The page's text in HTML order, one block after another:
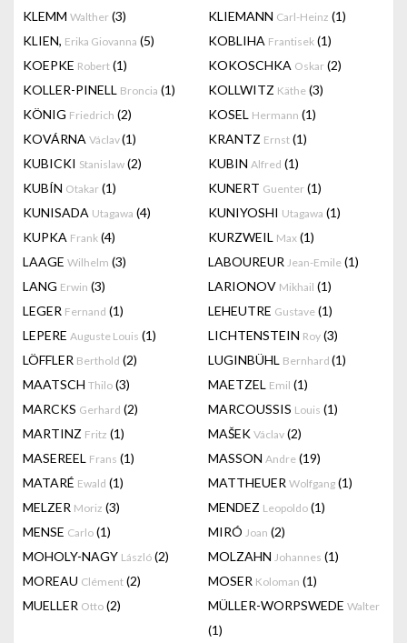
KLEMM Walther (3) KLIEMANN Carl-Heinz (1)
KLIEN, Erika Giovanna (5) KOBLIHA Frantisek (1)
KOEPKE Robert (1) KOKOSCHKA Oskar (2)
KOLLER-PINELL Broncia (1) KOLLWITZ Käthe (3)
KÖNIG Friedrich (2) KOSEL Hermann (1)
KOVÁRNA Václav(1) KRANTZ Ernst (1)
KUBICKI Stanislaw (2) KUBIN Alfred (1)
KUBÍN Otakar (1) KUNERT Guenter (1)
KUNISADA Utagawa (4) KUNIYOSHI Utagawa (1)
KUPKA Frank (4) KURZWEIL Max (1)
LAAGE Wilhelm (3) LABOUREUR Jean-Emile (1)
LANG Erwin (3) LARIONOV Mikhail (1)
LEGER Fernand (1) LEHEUTRE Gustave (1)
LEPERE Auguste Louis (1) LICHTENSTEIN Roy (3)
LÖFFLER Berthold (2) LUGINBÜHL Bernhard (1)
MAATSCH Thilo (3) MAETZEL Emil (1)
MARCKS Gerhard (2) MARCOUSSIS Louis (1)
MARTINZ Fritz (1) MAŠEK Václav (2)
MASEREEL Frans (1) MASSON Andre (19)
MATARÉ Ewald (1) MATTHEUER Wolfgang (1)
MELZER Moriz (3) MENDEZ Leopoldo (1)
MENSE Carlo (1) MIRÓ Joan (2)
MOHOLY-NAGY László (2) MOLZAHN Johannes (1)
MOREAU Clément (2) MOSER Koloman (1)
MUELLER Otto (2) MÜLLER-WORPSWEDE Walter
(1)